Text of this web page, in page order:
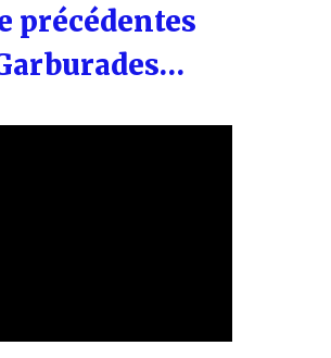
précédentes